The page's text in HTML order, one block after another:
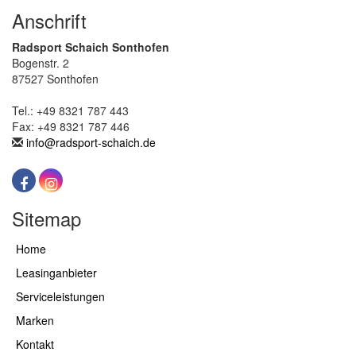
Anschrift
Radsport Schaich Sonthofen
Bogenstr. 2
87527 Sonthofen
Tel.: +49 8321 787 443
Fax: +49 8321 787 446
info@radsport-schaich.de
Sitemap
Home
Leasinganbieter
Serviceleistungen
Marken
Kontakt